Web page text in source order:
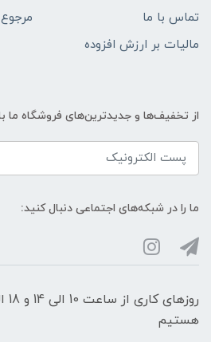
تماس با ما
مالیات بر ارزش افزوده
از تخفیف‌ها و جدیدترین‌های فروشگاه ما
ما را در شبکه‌های اجتماعی دنبال کنید:
هستیم